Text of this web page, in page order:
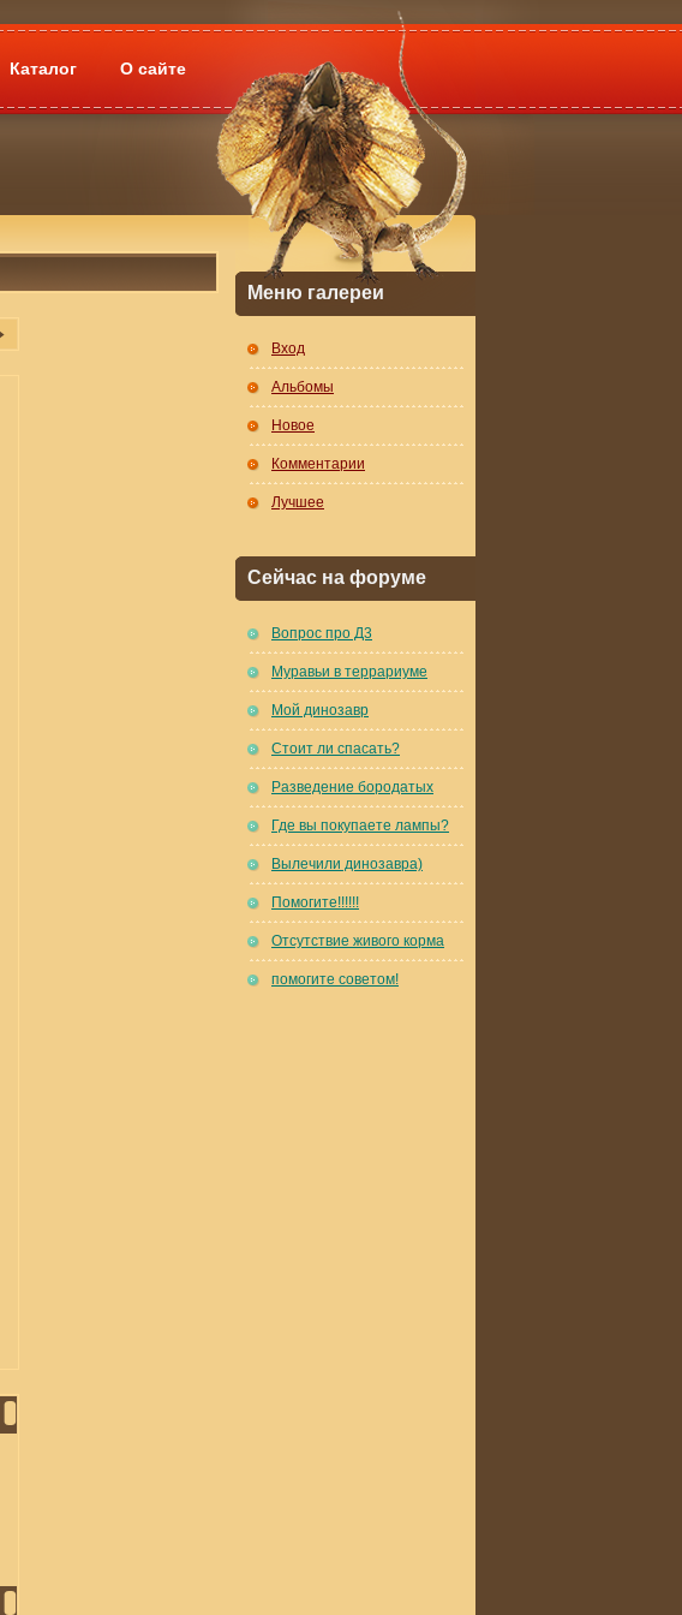
Каталог О сайте
Меню галереи
Вход
Альбомы
Новое
Комментарии
Лучшее
Сейчас на форуме
Вопрос про Д3
Муравьи в террариуме
Мой динозавр
Стоит ли спасать?
Разведение бородатых
Где вы покупаете лампы?
Вылечили динозавра)
Помогите!!!!!!
Отсутствие живого корма
помогите советом!